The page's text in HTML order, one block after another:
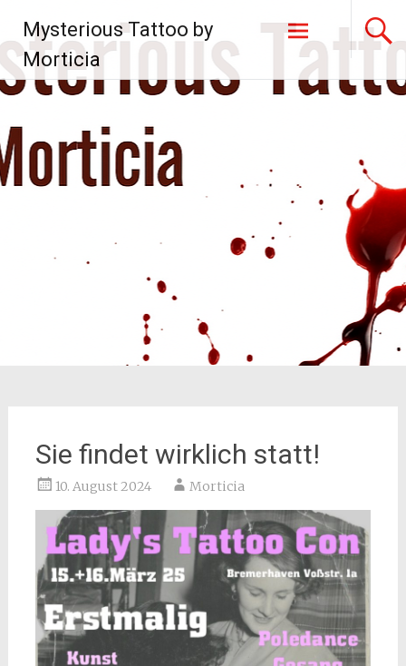
Inhalt
springen
Mysterious Tattoo by
Morticia
Sie findet wirklich statt!
10. August 2024 Morticia